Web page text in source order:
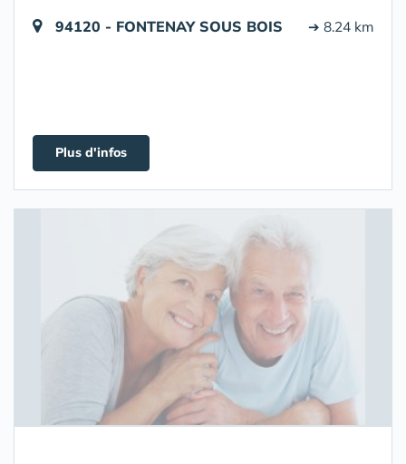
94120 - FONTENAY SOUS BOIS ➔ 8.24 km
Plus d'infos